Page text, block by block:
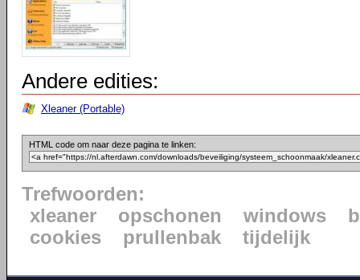
Andere edities:
Xleaner (Portable)
HTML code om naar deze pagina te linken:
Trefwoorden:
xleaner
opschonen windows
cookies
prullenbak tijdelijk